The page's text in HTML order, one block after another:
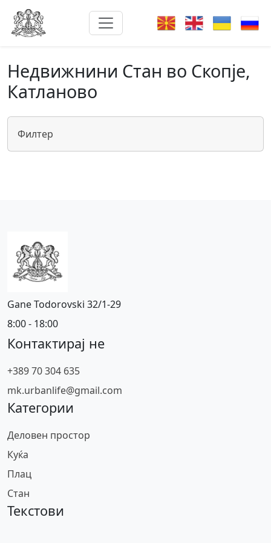
Недвижнини Стан во Скопје,
Катланово
Филтер
Gane Todorovski 32/1-29
8:00 - 18:00
Контактирај не
+389 70 304 635
mk.urbanlife@gmail.com
Категории
Деловен простор
Куќа
Плац
Стан
Текстови